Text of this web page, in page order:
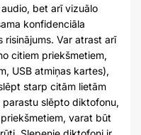
bet arī vizuālo
konfidenciāla
Var atrast arī
citiem priekšmetiem,
USB atmiņas kartes),
starp citām lietām
parastu slēpto diktofonu,
varat būt